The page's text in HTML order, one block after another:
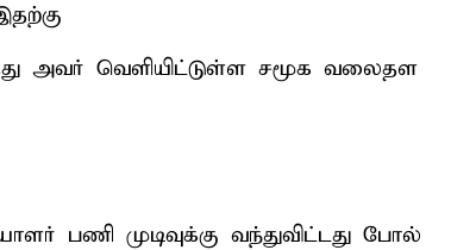
அவர் வெளியிட்டுள்ள சமூக வலைதள
பணி முடிவுக்கு வந்துவிட்டது போல்